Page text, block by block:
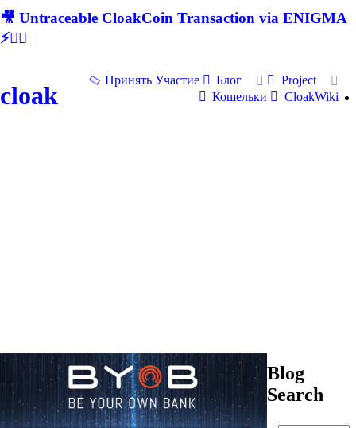
🎥 Untraceable CloakCoin Transaction via ENIGMA
⚡🕵‍♂
cloak
Принять Участие Блог
Project
Кошельки
CloakWiki
Blog
Search